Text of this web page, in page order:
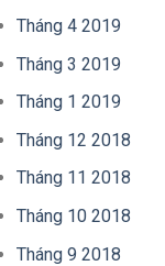
Tháng 4 2019
Tháng 3 2019
Tháng 1 2019
Tháng 12 2018
Tháng 11 2018
Tháng 10 2018
Tháng 9 2018